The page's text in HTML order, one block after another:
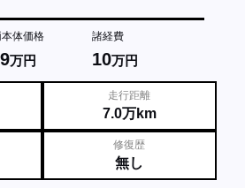
体価格
万円
諸経費
10万円
走行距離
7.0万km
修復歴
無し